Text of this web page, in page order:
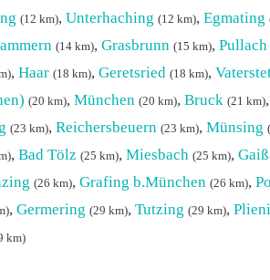
(12 km), Unterhaching (12 km), Egmating
(14 km), Grasbrunn (15 km),
, Haar (18 km), Geretsried (18 km),
(20 km), München (20 km), Bruck (21 km),
(23 km), Reichersbeuern (23 km), Münsing
, Bad Tölz (25 km), Miesbach (25 km),
(26 km), Grafing b.München (26 km),
, Germering (29 km), Tutzing (29 km),
km)